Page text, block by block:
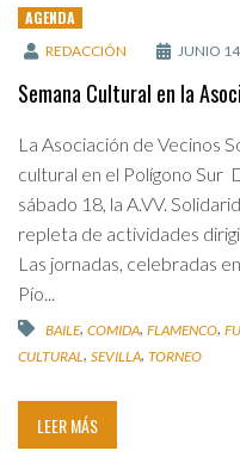
AGENDA
REDACCIÓN JUNIO
Semana Cultural en la
La Asociación de Vecinos
cultural en el Polígono Sur
sábado 18, la A.VV.
repleta de actividades
Las jornadas, celebradas
Pío...
BAILE, COMIDA, FLAMENCO,
CULTURAL, SEVILLA, TORNEO
LEER MÁS